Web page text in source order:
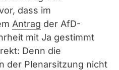
dass im
Antrag der AfD-
mit Ja gestimmt
Denn die
der Plenarsitzung nicht